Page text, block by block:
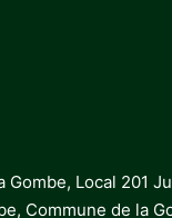
Gombe, Local 201
Commune de la